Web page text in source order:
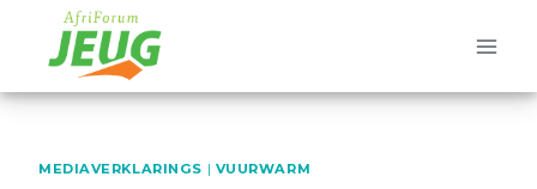
content
MEDIAVERKLARINGS | VUURWARM